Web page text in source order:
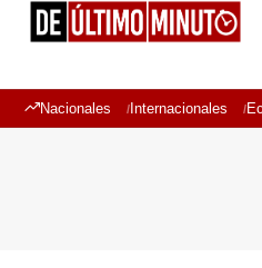
Nacionales Internacionales